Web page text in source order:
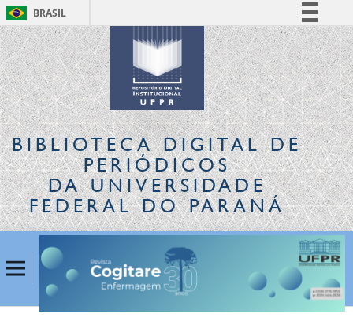
BRASIL
Simplifique!
Comunica BR
Participe
Acesso à informação
Legislação
Canais
BIBLIOTECA DIGITALDE
PERIÓDICOS
DA UNIVERSIDADE
FEDERAL DO PARANÁ